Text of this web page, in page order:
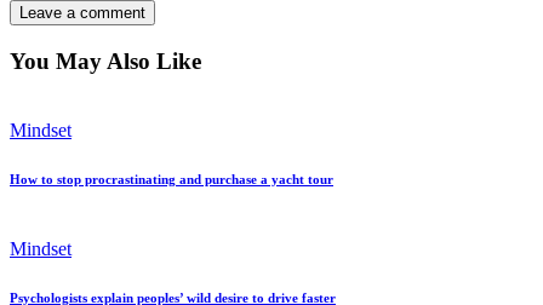
You May Also Like
Mindset
How to stop procrastinating and purchase a yacht tour
Mindset
Psychologists explain peoples’ wild desire to drive faster